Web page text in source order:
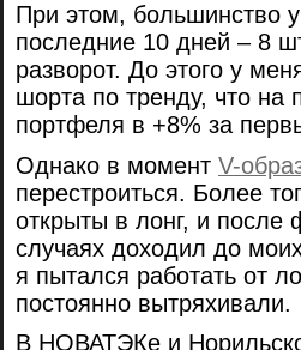
При этом, большинство
последние 10 дней – 8
разворот. До этого у
шорта по тренду, что на
портфеля в +8% за
Однако в момент V-
перестроиться. Более
открыты в лонг, и после
случаях доходил до
я пытался работать от
постоянно вытряхивали.
В НОВАТЭКе и